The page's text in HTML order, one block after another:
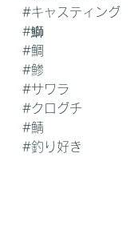
#キャスティング
#鰤
#鯛
#鯵
#サワラ
#クログチ
#鯖
#釣り好き